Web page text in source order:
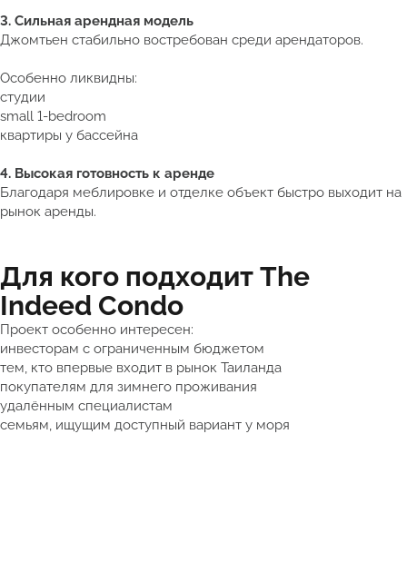
3. Сильная арендная модель
Джомтьен стабильно востребован среди арендаторов.
Особенно ликвидны:
студии
small 1-bedroom
квартиры у бассейна
4. Высокая готовность к аренде
Благодаря меблировке и отделке объект быстро выходит на
рынок аренды.
Для кого подходит The
Indeed Condo
Проект особенно интересен:
инвесторам с ограниченным бюджетом
тем, кто впервые входит в рынок Таиланда
покупателям для зимнего проживания
удалённым специалистам
семьям, ищущим доступный вариант у моря